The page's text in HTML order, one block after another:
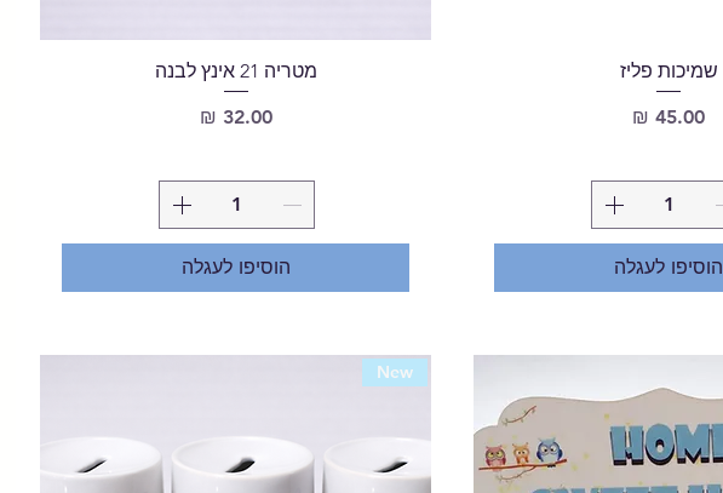
שמיכות פליז
מחיר
הוסיפו לעגלה
מטריה 21 אינץ לבנה
מחיר‏32.00 ‏₪
הוסיפו לעגלה
New